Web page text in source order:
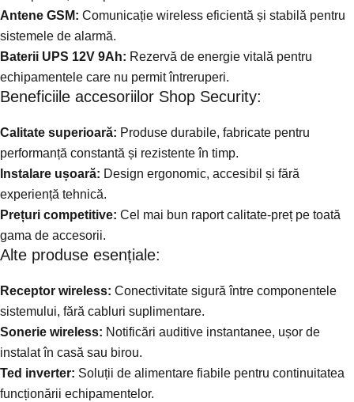
Antene GSM: Comunicație wireless eficientă și stabilă pentru
sistemele de alarmă.
Baterii UPS 12V 9Ah: Rezervă de energie vitală pentru
echipamentele care nu permit întreruperi.
Beneficiile accesoriilor Shop Security:
Calitate superioară: Produse durabile, fabricate pentru
performanță constantă și rezistente în timp.
Instalare ușoară: Design ergonomic, accesibil și fără
experiență tehnică.
Prețuri competitive: Cel mai bun raport calitate-preț pe toată
gama de accesorii.
Alte produse esențiale:
Receptor wireless: Conectivitate sigură între componentele
sistemului, fără cabluri suplimentare.
Sonerie wireless: Notificări auditive instantanee, ușor de
instalat în casă sau birou.
Ted inverter: Soluții de alimentare fiabile pentru continuitatea
funcționării echipamentelor.